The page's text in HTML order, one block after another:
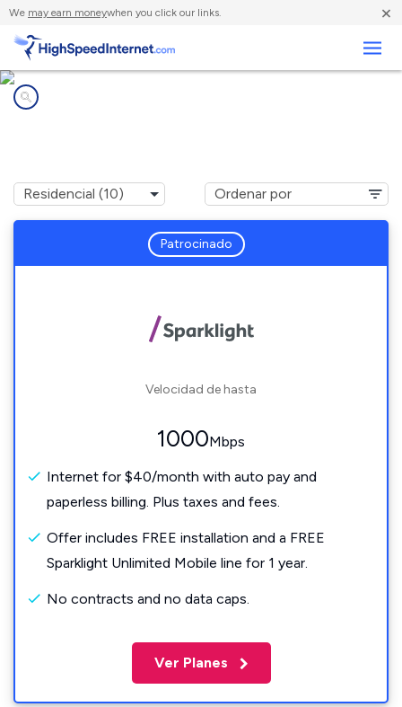
We may earn moneywhen you click our links. ×
Patrocinado
Velocidad de hasta
1000Mbps
Internet for $40/month with auto pay and
paperless billing. Plus taxes and fees.
Offer includes FREE installation and a FREE
Sparklight Unlimited Mobile line for 1 year.
No contracts and no data caps.
Ver Planes